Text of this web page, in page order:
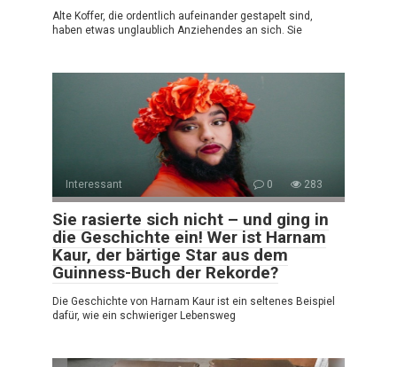
Alte Koffer, die ordentlich aufeinander gestapelt sind,
haben etwas unglaublich Anziehendes an sich. Sie
Interessant 0 283
Sie rasierte sich nicht – und ging in
die Geschichte ein! Wer ist Harnam
Kaur, der bärtige Star aus dem
Guinness-Buch der Rekorde?
Die Geschichte von Harnam Kaur ist ein seltenes Beispiel
dafür, wie ein schwieriger Lebensweg